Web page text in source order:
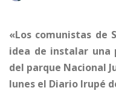
«Los comunistas de
idea de instalar una
del parque Nacional
lunes el Diario Irupé